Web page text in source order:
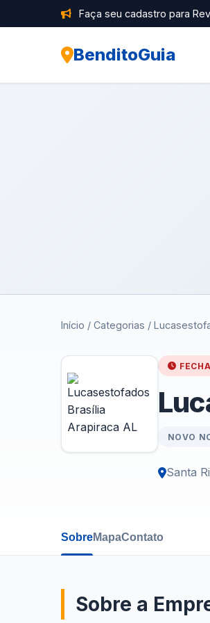
Faça seu cadastro para
BenditoGuia
Início / Categorias /
NOVO
Santa
SobreMapaContato
Sobre a